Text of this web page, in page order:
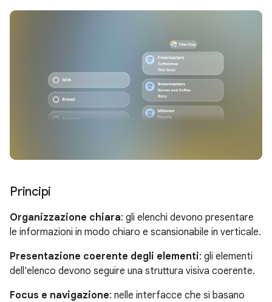
Principi
Organizzazione chiara: gli elenchi devono presentare
le informazioni in modo chiaro e scansionabile in verticale.
Presentazione coerente degli elementi: gli elementi
dell'elenco devono seguire una struttura visiva coerente.
Focus e navigazione: nelle interfacce che si basano